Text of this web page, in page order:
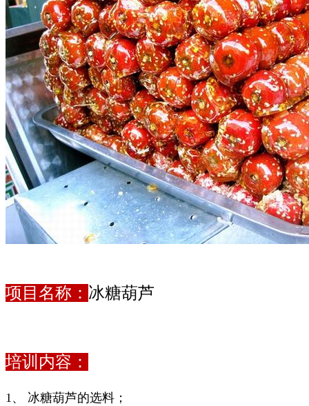
项目名称： 冰糖葫芦
培训内容：
1、 冰糖葫芦的选料；